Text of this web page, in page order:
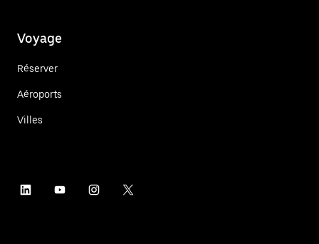
Voyage
Réserver
Aéroports
Villes